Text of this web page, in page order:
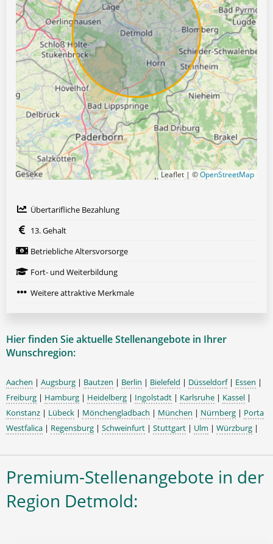
Leaflet | ©OpenStreetMap
Übertarifliche Bezahlung
13. Gehalt
Betriebliche Altersvorsorge
Fort- und Weiterbildung
Weitere attraktive Merkmale
Hier finden Sie aktuelle Stellenangebote in Ihrer
Wunschregion:
Aachen | Augsburg | Bautzen | Berlin | Bielefeld | Düsseldorf| Essen |
Freiburg | Hamburg | Heidelberg | Ingolstadt | Karlsruhe | Kassel |
Konstanz | Lübeck | Mönchengladbach | München | Nürnberg | Porta
Westfalica | Regensburg | Schweinfurt | Stuttgart | Ulm | Würzburg |
Premium-Stellenangebote in der
Region Detmold: